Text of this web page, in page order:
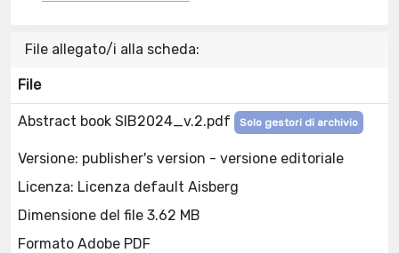
File allegato/i alla scheda:
File
Abstract book SIB2024_v.2.pdf Solo gestori di archivio
Versione: publisher's version - versione editoriale
Licenza: Licenza default Aisberg
Dimensione del file 3.62 MB
Formato Adobe PDF